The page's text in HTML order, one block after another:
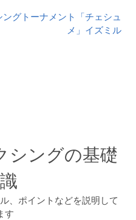
グトーナメント「チェシュ
メ」イズミル
シングの基礎
、ポイントなどを説明して
す